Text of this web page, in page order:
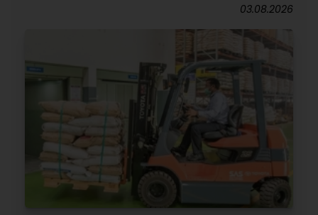
03.08.2026